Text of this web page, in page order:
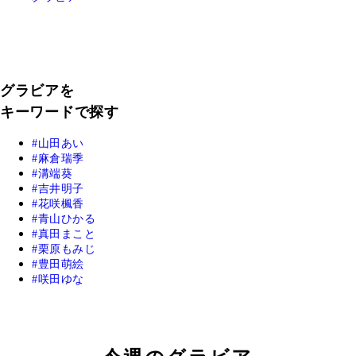
グラビアを
キーワードで探す
山田あい
麻倉瑞季
溝端葵
吉井明子
花咲楓香
青山ひかる
真田まこと
栗原もみじ
豊田萌絵
咲田ゆな